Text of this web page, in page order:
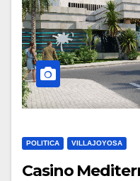
POLITICA VILLAJOYOSA
Casino